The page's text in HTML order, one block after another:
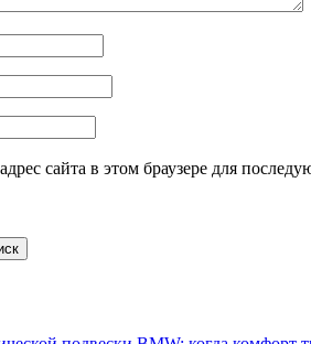
сайта в этом браузере для